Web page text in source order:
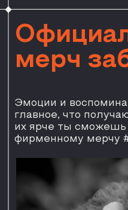
из качественного материала,
прослужит вам долгий срок.